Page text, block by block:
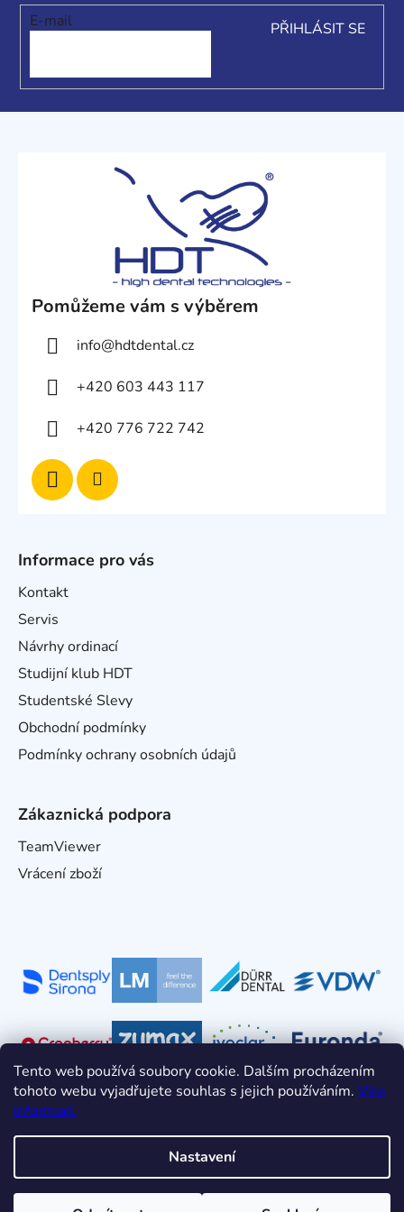
Tento web používá soubory cookie. Dalším procházením
tohoto webu vyjadřujete souhlas s jejich používáním. Více
informací.
Nastavení
E-mail
PŘIHLÁSIT SE
Pomůžeme vám s výběrem
info@hdtdental.cz
+420 603 443 117
+420 776 722 742
Informace pro vás
Kontakt
Servis
Návrhy ordinací
Studijní klub HDT
Studentské Slevy
Obchodní podmínky
Podmínky ochrany osobních údajů
Zákaznická podpora
TeamViewer
Vrácení zboží
Vytvořil Shoptet